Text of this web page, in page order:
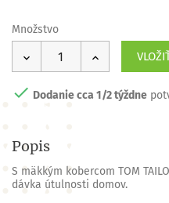
Množstvo
 Dodanie cca 1/2 týždne
Popis
S mäkkým kobercom TOM
dávka útulnosti domov.